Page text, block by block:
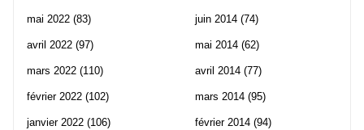
mai 2022 (83)
avril 2022 (97)
mars 2022 (110)
février 2022 (102)
janvier 2022 (106)
juin 2014 (74)
mai 2014 (62)
avril 2014 (77)
mars 2014 (95)
février 2014 (94)